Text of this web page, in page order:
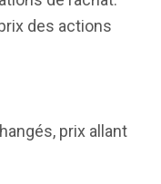
des actions
prix allant